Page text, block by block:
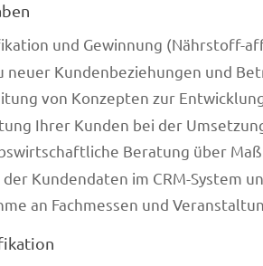
und Gewinnung (Nährstoff-
neuer Kundenbeziehungen und
von Konzepten zur
Ihrer Kunden bei der
Beratung über
Kundendaten im CRM-System
an Fachmessen und